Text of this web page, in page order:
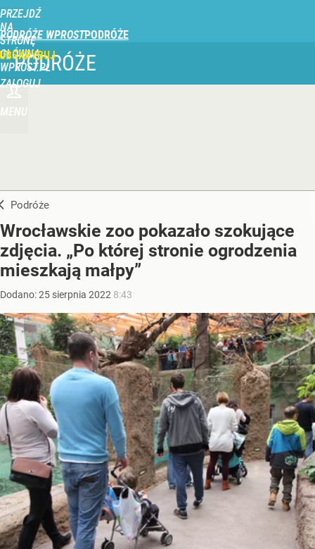
PRZEJDŹ
NA
STRONĘ
GŁÓWNĄ
WPROST.PL
PODRÓŻE WPROST
ZALOGUJ
MENU
PODRÓŻE
Podróże
Wrocławskie zoo pokazało szokujące
zdjęcia. „Po której stronie ogrodzenia
mieszkają małpy”
Dodano:25 sierpnia 2022 8:43